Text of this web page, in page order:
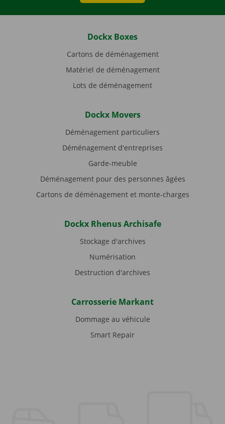
Dockx Boxes
Cartons de déménagement
Matériel de déménagement
Lots de déménagement
Dockx Movers
Déménagement particuliers
Déménagement d'entreprises
Garde-meuble
Déménagement pour des personnes âgées
Cartons de déménagement et monte-charges
Dockx Rhenus Archisafe
Stockage d'archives
Numérisation
Destruction d'archives
Carrosserie Markant
Dommage au véhicule
Smart Repair